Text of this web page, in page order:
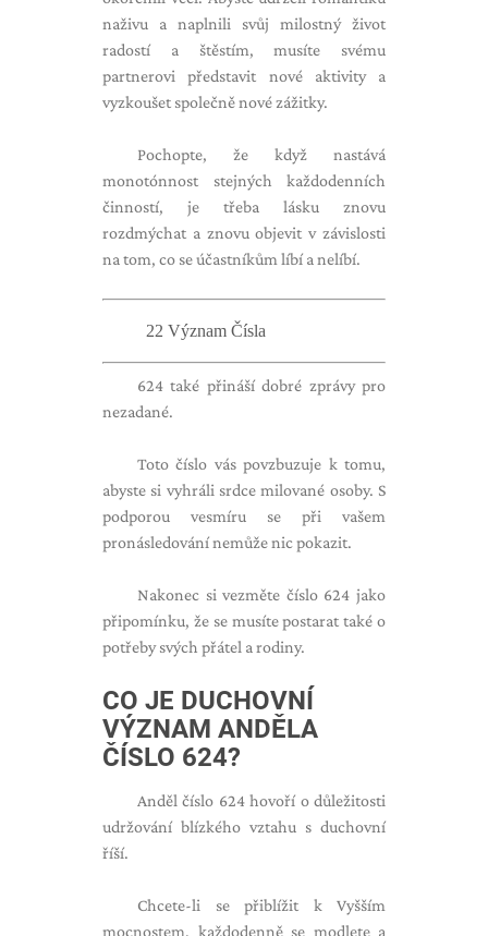
naživu a naplnili svůj milostný život
radostí a štěstím, musíte svému
partnerovi představit nové aktivity a
vyzkoušet společně nové zážitky.
Pochopte, že když nastává
monotónnost stejných každodenních
činností, je třeba lásku znovu
rozdmýchat a znovu objevit v závislosti
na tom, co se účastníkům líbí a nelíbí.
22 Význam Čísla
624 také přináší dobré zprávy pro
nezadané.
Toto číslo vás povzbuzuje k tomu,
abyste si vyhráli srdce milované osoby. S
podporou vesmíru se při vašem
pronásledování nemůže nic pokazit.
Nakonec si vezměte číslo 624 jako
připomínku, že se musíte postarat také o
potřeby svých přátel a rodiny.
CO JE DUCHOVNÍ
VÝZNAM ANDĚLA
ČÍSLO 624?
Anděl číslo 624 hovoří o důležitosti
udržování blízkého vztahu s duchovní
říší.
Chcete-li se přiblížit k Vyšším
mocnostem, každodenně se modlete a